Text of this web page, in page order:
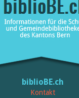
biblioBE.ch
Kontakt